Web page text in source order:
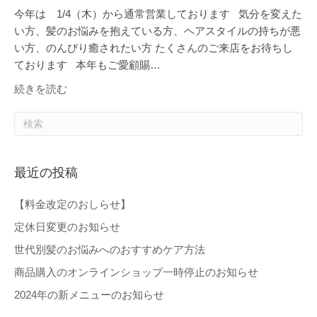
今年は 1/4（木）から通常営業しております 気分を変えた
い方、髪のお悩みを抱えている方、ヘアスタイルの持ちが悪
い方、のんびり癒されたい方 たくさんのご来店をお待ちし
ております 本年もご愛顧賜…
続きを読む
最近の投稿
【料金改定のおしらせ】
定休日変更のお知らせ
世代別髪のお悩みへのおすすめケア方法
商品購入のオンラインショップ一時停止のお知らせ
2024年の新メニューのお知らせ